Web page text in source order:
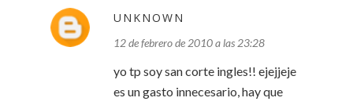
UNKNOWN
12 de febrero de 2010 a las 23:28
yo tp soy san corte ingles!! ejejjeje
es un gasto innecesario, hay que